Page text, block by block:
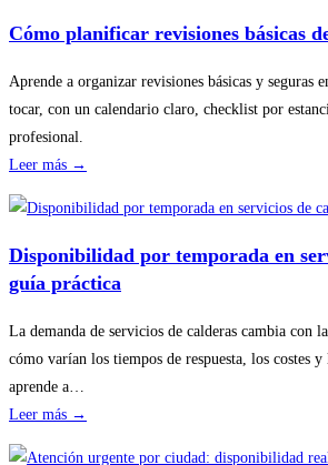
Cómo planificar revisiones básicas
Aprende a organizar revisiones básicas y seguras
tocar, con un calendario claro, checklist por
profesional.
Leer más →
planificar
revisiones
básicas
hogar
sin
Disponibilidad por temporada en
guía práctica
La demanda de servicios de calderas cambia con
cómo varían los tiempos de respuesta, los costes
aprende a…
Leer más →